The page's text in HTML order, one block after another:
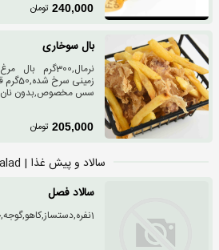
240,000 تومان
بال سوخاری
سس مخصوص,بدون نان
205,000 تومان
سالاد و پیش غذا | Salad
سالاد فصل
1نفره,دستساز,کاهو,گوجه,خیار,هویج رنده شده